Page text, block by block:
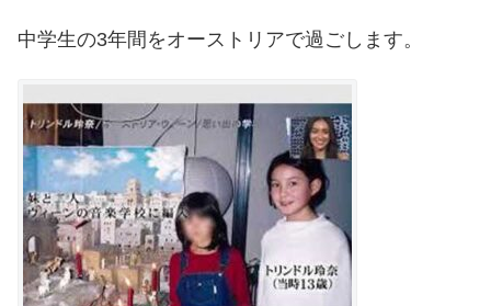
中学生の3年間をオーストリアで過ごします。